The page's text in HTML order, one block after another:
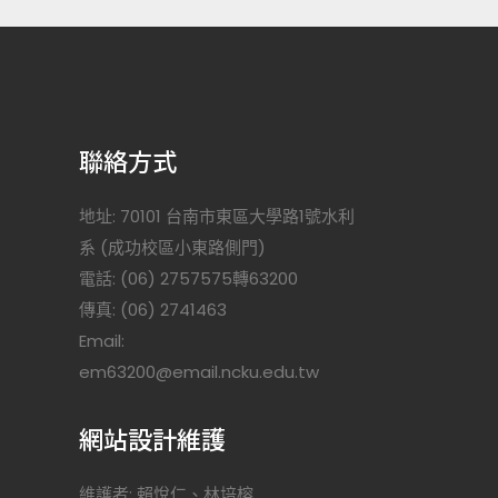
聯絡方式
地址: 70101 台南市東區大學路1號水利
系 (成功校區小東路側門)
電話: (06) 2757575轉63200
傳真: (06) 2741463
Email:
em63200@email.ncku.edu.tw
網站設計維護